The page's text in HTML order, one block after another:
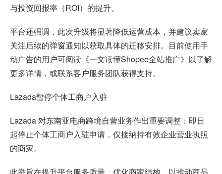
与投资回报率（ROI）的提升。
平台还强调，此次升级将显著降低运营成本，并建议卖家
关注后续的弹窗通知以获取具体的迁移安排。目前使用手
动广告的用户可阅读《一文读懂Shopee全站推广》以了解
更多详情，或联系客户服务团队获得支持。
Lazada暂停个体工商户入驻
Lazada 对东南亚电商跨境自营业务作出重要调整：即日
起停止个体工商户入驻申请，仅接纳持有效企业营业执照
的商家。
此举旨在提升平台服务质量、优化商家结构，以推动商品